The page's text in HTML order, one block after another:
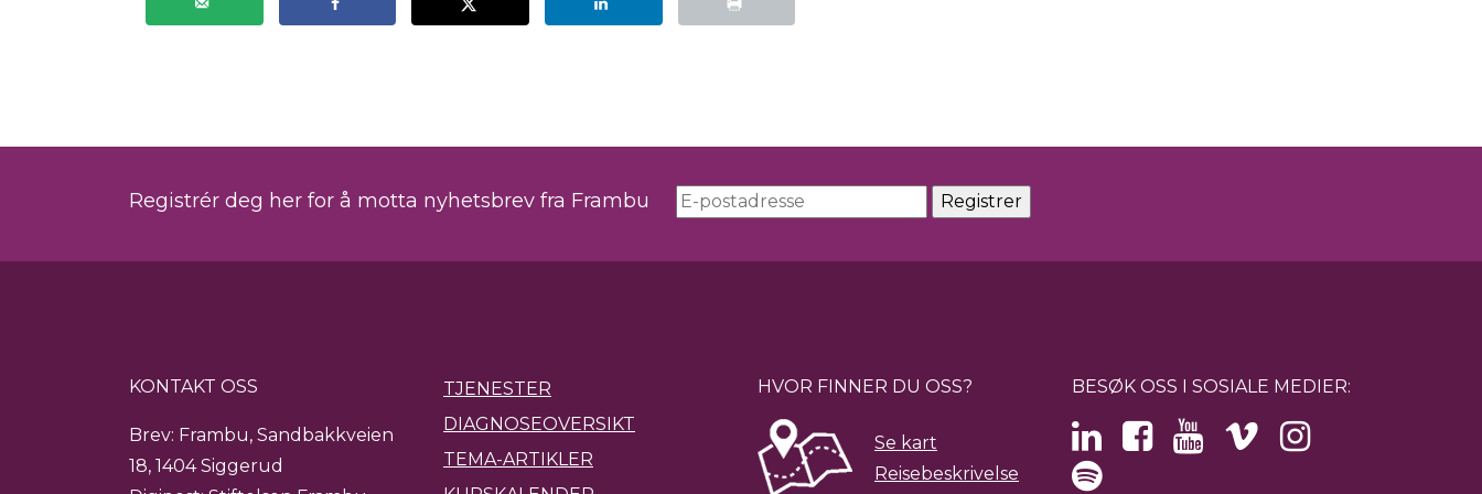
Registrér deg her for å motta nyhetsbrev fra Frambu
KONTAKT OSS
Brev: Frambu, Sandbakkveien
18, 1404 Siggerud
TJENESTER
DIAGNOSEOVERSIKT
TEMA-ARTIKLER
HVOR FINNER DU OSS?
Se kart
Reisebeskrivelse
BESØK OSS I SOSIALE MEDIER: